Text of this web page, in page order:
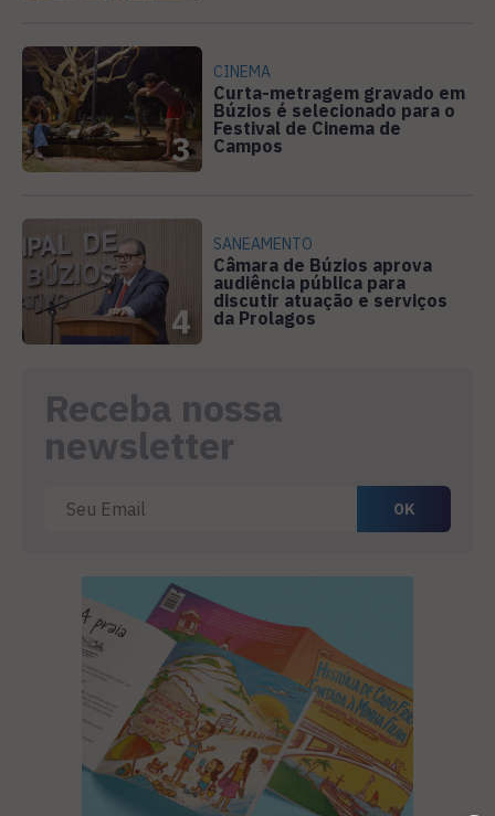
3
CINEMA
Curta-metragem gravado em
Búzios é selecionado para o
Festival de Cinema de
Campos
4
SANEAMENTO
Câmara de Búzios aprova
audiência pública para
discutir atuação e serviços
da Prolagos
Receba nossa
newsletter